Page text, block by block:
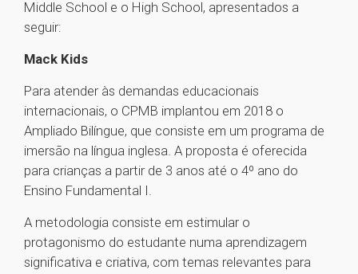
Middle School e o High School, apresentados a
seguir:
Mack Kids
Para atender às demandas educacionais
internacionais, o CPMB implantou em 2018 o
Ampliado Bilíngue, que consiste em um programa de
imersão na língua inglesa. A proposta é oferecida
para crianças a partir de 3 anos até o 4º ano do
Ensino Fundamental I.
A metodologia consiste em estimular o
protagonismo do estudante numa aprendizagem
significativa e criativa, com temas relevantes para